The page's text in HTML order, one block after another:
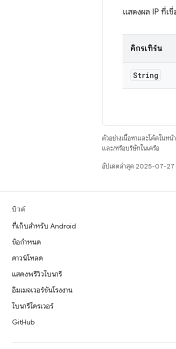
แสดงผล IP ที่เชื่
คิกรีเทิร์น
String
ตัวอย่างเนื้อหาและโค้ดในห
และ/หรือบริษัทในเครือ
อัปเดตล่าสุด 2025-07-27
บิวด์
ที่เก็บสำหรับ Android
ข้อกำหนด
ดาวน์โหลด
แสดงพรีวิวไบนารี
อิมเมจเวอร์ชันโรงงาน
ไบนารีไดรเวอร์
GitHub